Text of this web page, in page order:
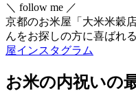
＼ follow me ／
京都のお米屋「大米米穀
んをお探しの方に喜ばれ
屋インスタグラム
お米の内祝いの